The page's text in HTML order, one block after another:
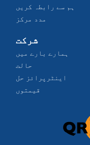
ہم سے رابطہ کریں
مدد مرکز
شرکت
ہمارے بارے میں
حالت
اینٹرپرائز حل
قیمتوں